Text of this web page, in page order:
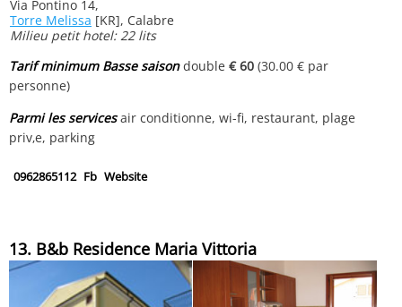
Via Pontino 14,
Torre Melissa [KR], Calabre
Milieu petit hotel: 22 lits
Tarif minimum Basse saisondouble€ 60 (30.00 € par
personne)
Parmi les servicesair conditionne, wi-fi, restaurant, plage
priv‚e, parking
0962865112 Fb Website
13. B&b Residence Maria Vittoria